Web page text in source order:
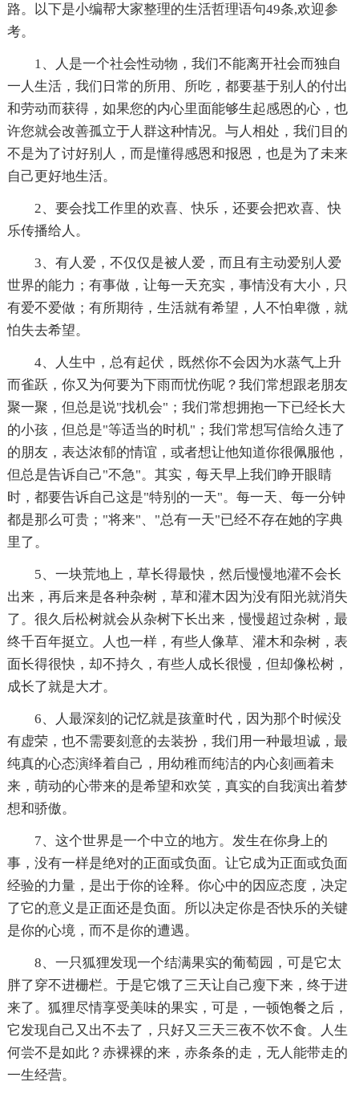
路。以下是小编帮大家整理的生活哲理语句49条,欢迎参
考。
1、人是一个社会性动物，我们不能离开社会而独自
一人生活，我们日常的所用、所吃，都要基于别人的付出
和劳动而获得，如果您的内心里面能够生起感恩的心，也
许您就会改善孤立于人群这种情况。与人相处，我们目的
不是为了讨好别人，而是懂得感恩和报恩，也是为了未来
自己更好地生活。
2、要会找工作里的欢喜、快乐，还要会把欢喜、快
乐传播给人。
3、有人爱，不仅仅是被人爱，而且有主动爱别人爱
世界的能力；有事做，让每一天充实，事情没有大小，只
有爱不爱做；有所期待，生活就有希望，人不怕卑微，就
怕失去希望。
4、人生中，总有起伏，既然你不会因为水蒸气上升
而雀跃，你又为何要为下雨而忧伤呢？我们常想跟老朋友
聚一聚，但总是说"找机会"；我们常想拥抱一下已经长大
的小孩，但总是"等适当的时机"；我们常想写信给久违了
的朋友，表达浓郁的情谊，或者想让他知道你很佩服他，
但总是告诉自己"不急"。其实，每天早上我们睁开眼睛
时，都要告诉自己这是"特别的一天"。每一天、每一分钟
都是那么可贵；"将来"、"总有一天"已经不存在她的字典
里了。
5、一块荒地上，草长得最快，然后慢慢地灌不会长
出来，再后来是各种杂树，草和灌木因为没有阳光就消失
了。很久后松树就会从杂树下长出来，慢慢超过杂树，最
终千百年挺立。人也一样，有些人像草、灌木和杂树，表
面长得很快，却不持久，有些人成长很慢，但却像松树，
成长了就是大才。
6、人最深刻的记忆就是孩童时代，因为那个时候没
有虚荣，也不需要刻意的去装扮，我们用一种最坦诚，最
纯真的心态演绎着自己，用幼稚而纯洁的内心刻画着未
来，萌动的心带来的是希望和欢笑，真实的自我演出着梦
想和骄傲。
7、这个世界是一个中立的地方。发生在你身上的
事，没有一样是绝对的正面或负面。让它成为正面或负面
经验的力量，是出于你的诠释。你心中的因应态度，决定
了它的意义是正面还是负面。所以决定你是否快乐的关键
是你的心境，而不是你的遭遇。
8、一只狐狸发现一个结满果实的葡萄园，可是它太
胖了穿不进栅栏。于是它饿了三天让自己瘦下来，终于进
来了。狐狸尽情享受美味的果实，可是，一顿饱餐之后，
它发现自己又出不去了，只好又三天三夜不饮不食。人生
何尝不是如此？赤裸裸的来，赤条条的走，无人能带走的
一生经营。